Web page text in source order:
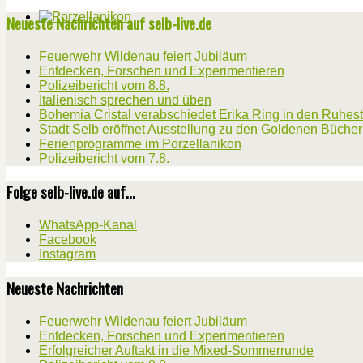
Neueste Nachrichten auf selb-live.de
Feuerwehr Wildenau feiert Jubiläum
Entdecken, Forschen und Experimentieren
Polizeibericht vom 8.8.
Italienisch sprechen und üben
Bohemia Cristal verabschiedet Erika Ring in den
Stadt Selb eröffnet Ausstellung zu den Goldenen
Ferienprogramme im Porzellanikon
Polizeibericht vom 7.8.
Folge selb-live.de auf...
WhatsApp-Kanal
Facebook
Instagram
Neueste Nachrichten
Feuerwehr Wildenau feiert Jubiläum
Entdecken, Forschen und Experimentieren
Erfolgreicher Auftakt in die Mixed-Sommerrunde